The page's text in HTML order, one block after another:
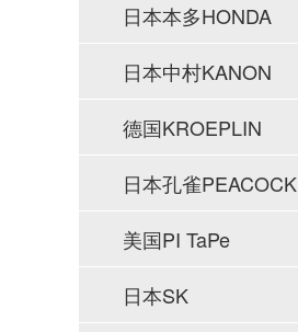
日本本多HONDA
日本中村KANON
德国KROEPLIN
日本孔雀PEACOCK
美国PI TaPe
日本SK